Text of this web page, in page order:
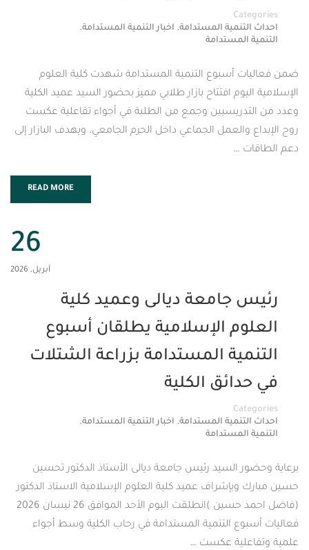
المستدامة,اخبار التنمية المستدامة,
أسبوع التنمية المستدامة شهدت كلية العلوم
افتتاح بازار طلابي مميز بحضور السيد عميد الكلية
وجمع من الطلبة في أجواء تفاعلية عكست
الجماعي داخل الحرم الجامعي. ويهدف البازار إلى
…
جامعة ديالى وعميد كلية
الإسلامية يطلقان أسبوع
المستدامة بزراعة الشتلات
الكلية
المستدامة,اخبار التنمية المستدامة,
السيد رئيس جامعة ديالى الأستاذ الدكتور تحسين
عميد كلية العلوم الإسلامية الاستاذ الدكتور
(فاضل احمد حسين )انطلقت اليوم الأحد الموافق 26 نيسان 2026
التنمية المستدامة في رحاب الكلية وسط أجواء
عكست …